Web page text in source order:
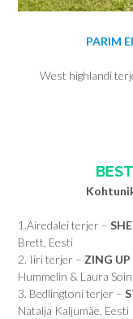
PARIM
West highlandi
1.Airedalei terjer –
Brett, Eesti
2. Iiri terjer – ZING
Hummelin & Laura
3. Bedlingtoni terjer –
Natalja Kaljumäe, Eesti